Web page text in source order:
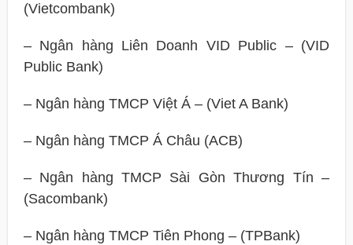
(Vietcombank)
– Ngân hàng Liên Doanh VID Public – (VID
Public Bank)
– Ngân hàng TMCP Việt Á – (Viet A Bank)
– Ngân hàng TMCP Á Châu (ACB)
– Ngân hàng TMCP Sài Gòn Thương Tín –
(Sacombank)
– Ngân hàng TMCP Tiên Phong – (TPBank)